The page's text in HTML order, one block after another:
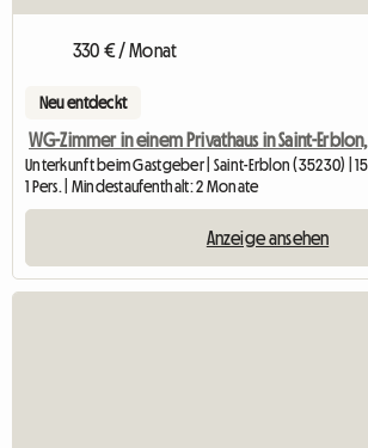
330 € / Monat
Neu entdeckt
WG-Zimmer in einem Privathaus in Saint-
Unterkunft beim Gastgeber | Saint-Erblon (35230) |
1 Pers. | Mindestaufenthalt: 2 Monate
Anzeige ansehen